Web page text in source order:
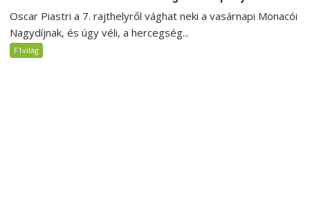
Oscar Piastri a 7. rajthelyről vághat neki a vasárnapi Monacói
Nagydíjnak, és úgy véli, a hercegség...
F1világ